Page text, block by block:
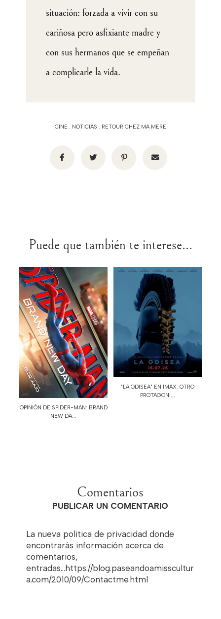
situación: forzada a vivir con su
cariñosa pero asfixiante madre y
con sus hermanos que se empeñan
a complicarle la vida.
CINE . NOTICIAS . RETOUR CHEZ MA MERE
Puede que también te interese...
OPINIÓN DE SPIDER-MAN: BRAND
NEW DA...
"LA ODISEA" EN IMAX: OTRO
PROTAGONI...
Comentarios
PUBLICAR UN COMENTARIO
La nueva politica de privacidad donde
encontrarás información acerca de
comentarios,
entradas...https://blog.paseandoamisscultur
a.com/2010/09/Contactme.html